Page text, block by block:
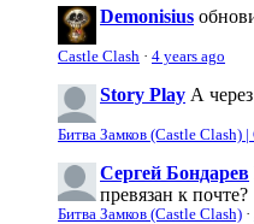
Demonisius
Castle Clash · 4 years ago
Story Play А
Битва Замков (Castle Clash) |
Сергей Бондарев
превязан к почте?
Битва Замков (Castle Clash) ·